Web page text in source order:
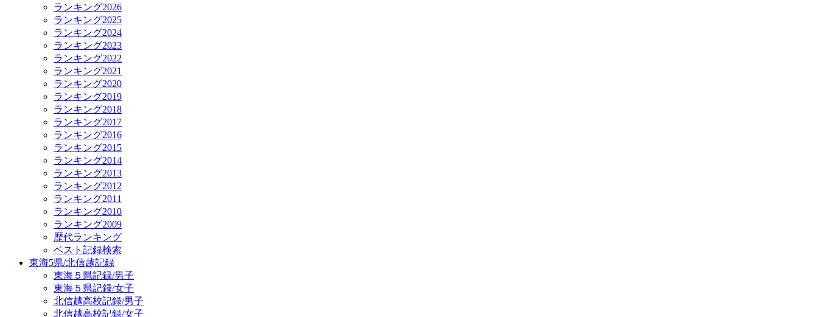
ランキング2026
ランキング2025
ランキング2024
ランキング2023
ランキング2022
ランキング2021
ランキング2020
ランキング2019
ランキング2018
ランキング2017
ランキング2016
ランキング2015
ランキング2014
ランキング2013
ランキング2012
ランキング2011
ランキング2010
ランキング2009
歴代ランキング
ベスト記録検索
東海5県/北信越記録
東海５県記録/男子
東海５県記録/女子
北信越高校記録/男子
北信越高校記録/女子